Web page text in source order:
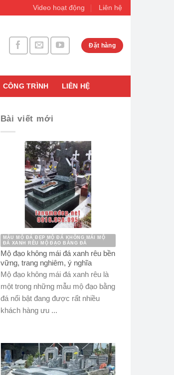
Video hoạt động Liên hệ
Đặt hàng
CÔNG TRÌNH LIÊN HỆ
Bài viết mới
MẪU MỘ ĐÁ ĐẸP MỘ ĐÁ KHÔNG MÁI MỘ
ĐÁ XANH RÊU MỘ ĐẠO BẰNG ĐÁ
Mộ đạo không mái đá xanh rêu bền
vững, trang nghiêm, ý nghĩa
Mộ đạo không mái đá xanh rêu là
một trong những mẫu mộ đạo bằng
đá nổi bật đang được rất nhiều
khách hàng ưu ...